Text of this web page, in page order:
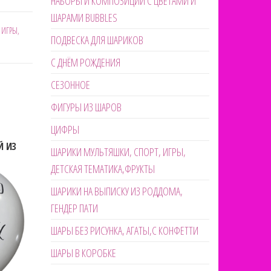
ИЗ
ШАРАМИ BUBBLES
ПОДВЕСКА ДЛЯ ШАРИКОВ
С ДНЁМ РОЖДЕНИЯ
СЕЗОННОЕ
ФИГУРЫ ИЗ ШАРОВ
ЦИФРЫ
ШАРИКИ МУЛЬТЯШКИ, СПОРТ, ИГРЫ,
ДЕТСКАЯ ТЕМАТИКА,ФРУКТЫ
ШАРИКИ НА ВЫПИСКУ ИЗ РОДДОМА,
ГЕНДЕР ПАТИ
ШАРЫ БЕЗ РИСУНКА, АГАТЫ,С КОНФЕТТИ
ШАРЫ В КОРОБКЕ